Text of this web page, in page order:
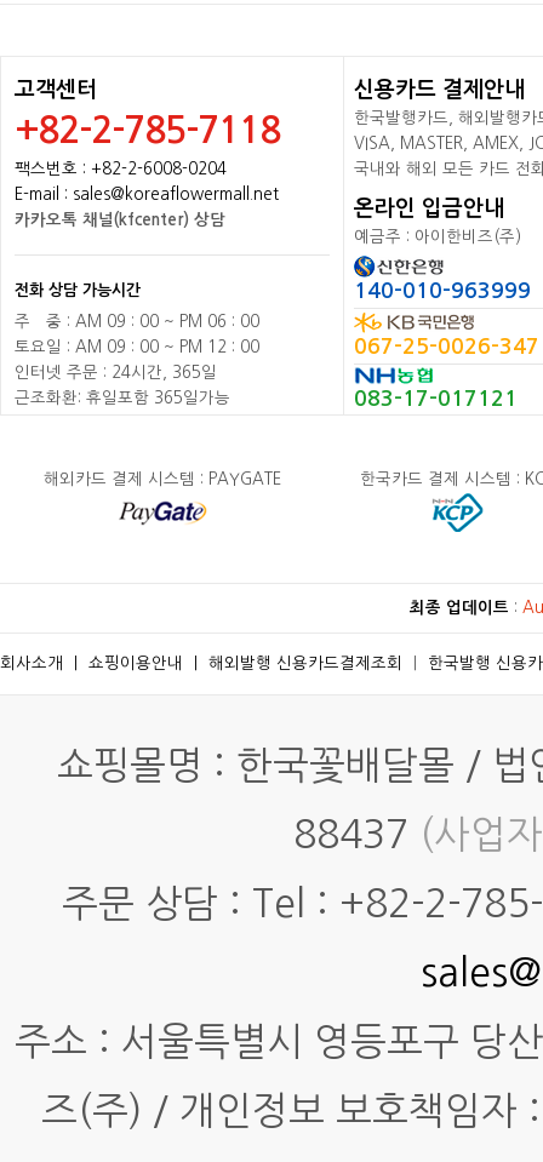
고객센터
+82-2-785-7118
팩스번호 : +82-2-6008-0204
E-mail : sales@koreaflowermall.net
카카오톡 채널(kfcenter) 상담
전화 상담 가능시간
주
중 : AM 09 : 00 ~ PM 06 : 00
토요일 : AM 09 : 00 ~ PM 12 : 00
인터넷 주문 : 24시간, 365일
근조화환: 휴일포함 365일가능
신용카드 결제안내
한국발행카드, 해외발행
VISA, MASTER, AMEX,
국내와 해외 모든 카드 전
온라인 입금안내
예금주 : 아이한비즈(주)
140-010-963999
067-25-0026-347
083-17-017121
해외카드 결제 시스템 : PAYGATE 한국카드 결제 시스템 :
최종 업데이트 :
회사소개 쇼핑이용안내 해외발행 신용카드결제조회 한국발행 신용
쇼핑몰명 : 한국꽃배달몰 /
88437 (사업
주문 상담 : Tel : +82-2-
주소 : 서울특별시 영등포구 당
즈(주) / 개인정보 보호책임